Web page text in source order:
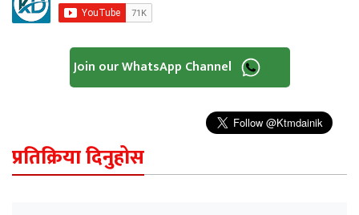
Join our WhatsApp Channel
प्रतिक्रिया दिनुहोस